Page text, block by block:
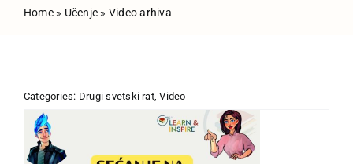
O nama
Knjige
Home» Učenje » Video arhiva
Categories: Drugi svetski rat,Video